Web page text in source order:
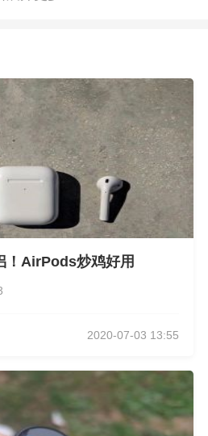
！AirPods炒鸡好用
2020-07-03 13:55